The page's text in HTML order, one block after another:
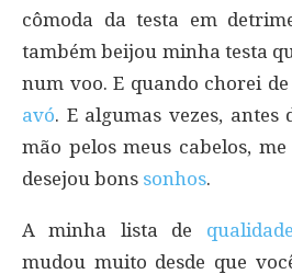
cômoda da testa em
também beijou minha testa
num voo. E quando chorei de
avó. E algumas vezes, antes
mão pelos meus cabelos,
desejou bons sonhos.
A minha lista de
mudou muito desde que